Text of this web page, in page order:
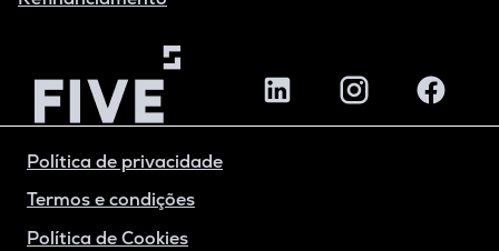
Política de privacidade
Termos e condições
Política de Cookies